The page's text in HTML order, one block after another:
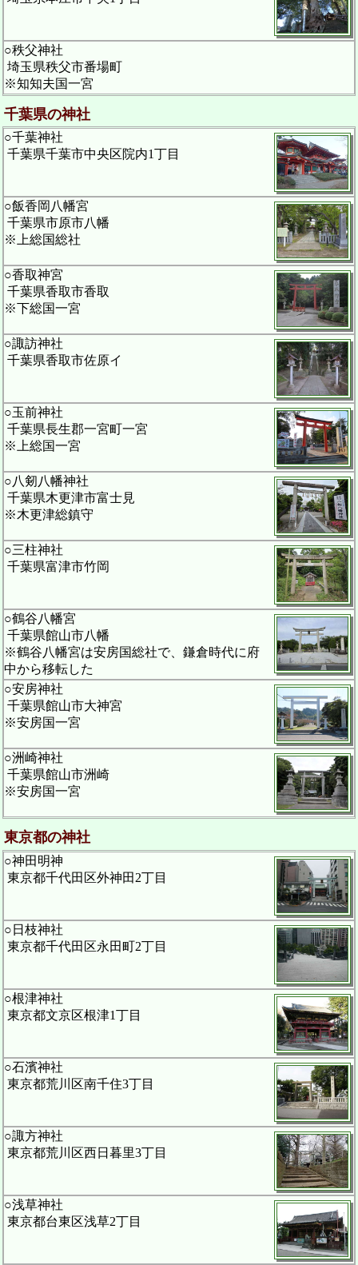
○秩父神社
埼玉県秩父市番場町
※知知夫国一宮
千葉県の神社
○千葉神社
千葉県千葉市中央区院内1丁目
○飯香岡八幡宮
千葉県市原市八幡
※上総国総社
○香取神宮
千葉県香取市香取
※下総国一宮
○諏訪神社
千葉県香取市佐原イ
○玉前神社
千葉県長生郡一宮町一宮
※上総国一宮
○八剱八幡神社
千葉県木更津市富士見
※木更津総鎮守
○三柱神社
千葉県富津市竹岡
○鶴谷八幡宮
千葉県館山市八幡
※鶴谷八幡宮は安房国総社で、鎌倉時代に府
中から移転した
○安房神社
千葉県館山市大神宮
※安房国一宮
○洲崎神社
千葉県館山市洲崎
※安房国一宮
東京都の神社
○神田明神
東京都千代田区外神田2丁目
○日枝神社
東京都千代田区永田町2丁目
○根津神社
東京都文京区根津1丁目
○石濱神社
東京都荒川区南千住3丁目
○諏方神社
東京都荒川区西日暮里3丁目
○浅草神社
東京都台東区浅草2丁目